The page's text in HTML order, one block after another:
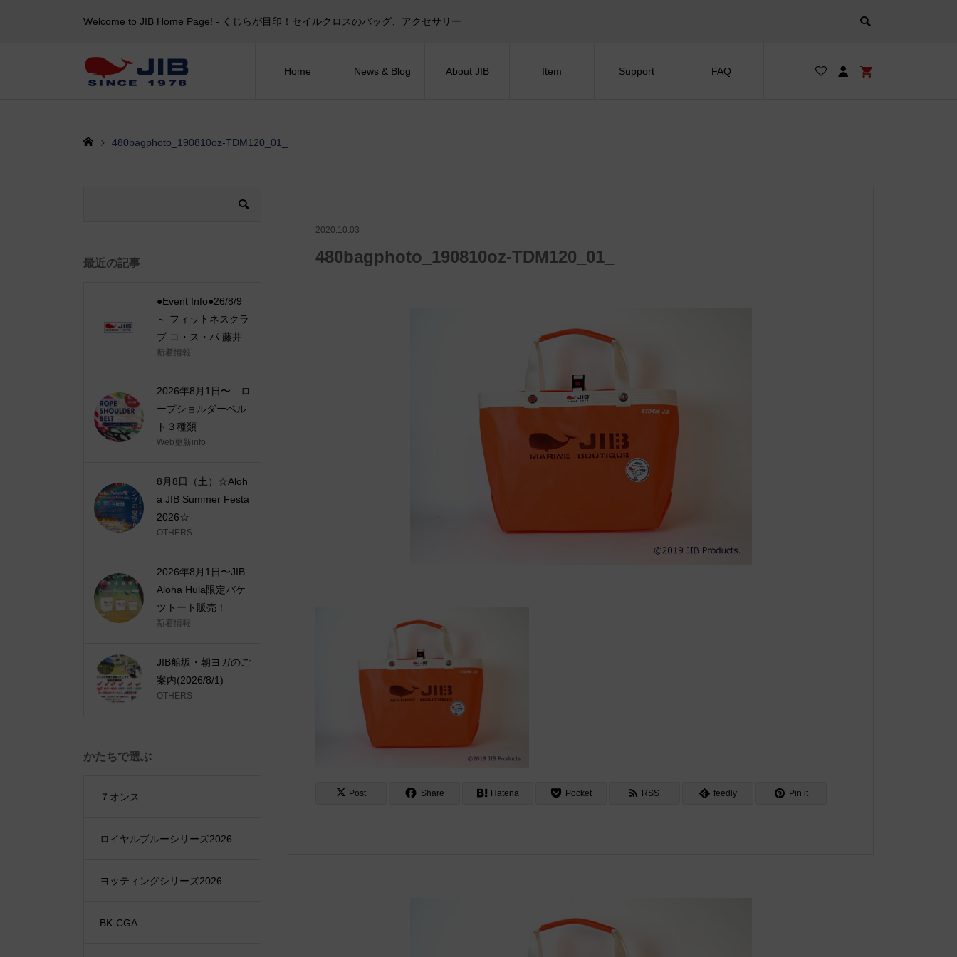
Welcome to JIB Home Page! ‐ くじらが目印！セイルクロスのバッグ、アクセサリー
Home News & Blog About JIB Item Support FAQ
480bagphoto_190810oz-TDM120_01_
2020.10.03
480bagphoto_190810oz-TDM120_01_
Post Share Hatena Pocket RSS feedly Pin it
最近の記事
●Event Info●26/8/9
～ フィットネスクラ
ブ コ・ス・パ 藤井...
新着情報
2026年8月1日〜 ロ
ープショルダーベル
ト３種類
Web更新info
8月8日（土）☆Aloh
a JIB Summer Festa
2026☆
OTHERS
2026年8月1日〜JIB
Aloha Hula限定バケ
ツトート販売！
新着情報
JIB船坂・朝ヨガのご
案内(2026/8/1)
OTHERS
かたちで選ぶ
７オンス
ロイヤルブルーシリーズ2026
ヨッティングシリーズ2026
BK-CGA